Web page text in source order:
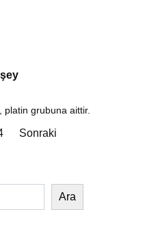
grubuna aittir.
Sonraki
Ara